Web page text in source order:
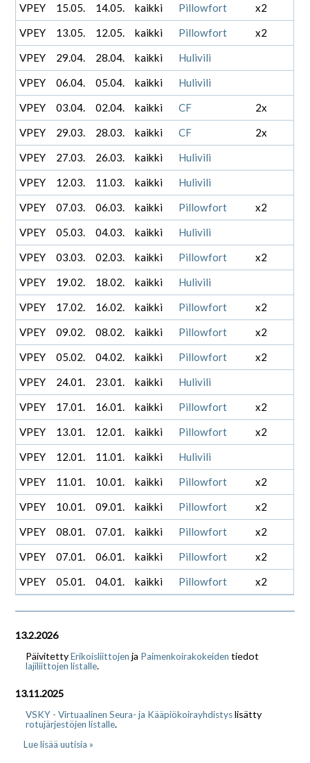
VPEY
15.05. 14.05. kaikki Pillowfort
x2
VPEY
13.05. 12.05. kaikki Pillowfort
x2
VPEY
29.04. 28.04. kaikki
Hulivili
VPEY
06.04. 05.04. kaikki
Hulivili
VPEY
03.04. 02.04. kaikki CF
2x
VPEY
29.03. 28.03. kaikki CF
2x
VPEY
27.03. 26.03. kaikki
Hulivili
VPEY
12.03. 11.03. kaikki
Hulivili
VPEY
07.03. 06.03. kaikki Pillowfort
x2
VPEY
05.03. 04.03. kaikki
Hulivili
VPEY
03.03. 02.03. kaikki Pillowfort
x2
VPEY
19.02. 18.02. kaikki
Hulivili
VPEY
17.02. 16.02. kaikki Pillowfort
x2
VPEY
09.02. 08.02. kaikki Pillowfort
x2
VPEY
05.02. 04.02. kaikki Pillowfort
x2
VPEY
24.01. 23.01. kaikki
Hulivili
VPEY
17.01. 16.01. kaikki Pillowfort
x2
VPEY
13.01. 12.01. kaikki Pillowfort
x2
VPEY
12.01. 11.01. kaikki
Hulivili
VPEY
11.01. 10.01. kaikki Pillowfort
x2
VPEY
10.01. 09.01. kaikki Pillowfort
x2
VPEY
08.01. 07.01. kaikki Pillowfort
x2
VPEY
07.01. 06.01. kaikki Pillowfort
x2
VPEY
05.01. 04.01. kaikki Pillowfort x2
13.2.2026
PäivitettyErikoisliittojen ja Paimenkoirakokeiden tiedot
lajiliittojen listalle.
13.11.2025
VSKY - Virtuaalinen Seura- ja Kääpiökoirayhdistyslisätty
rotujärjestöjen listalle.
Lue lisää uutisia »